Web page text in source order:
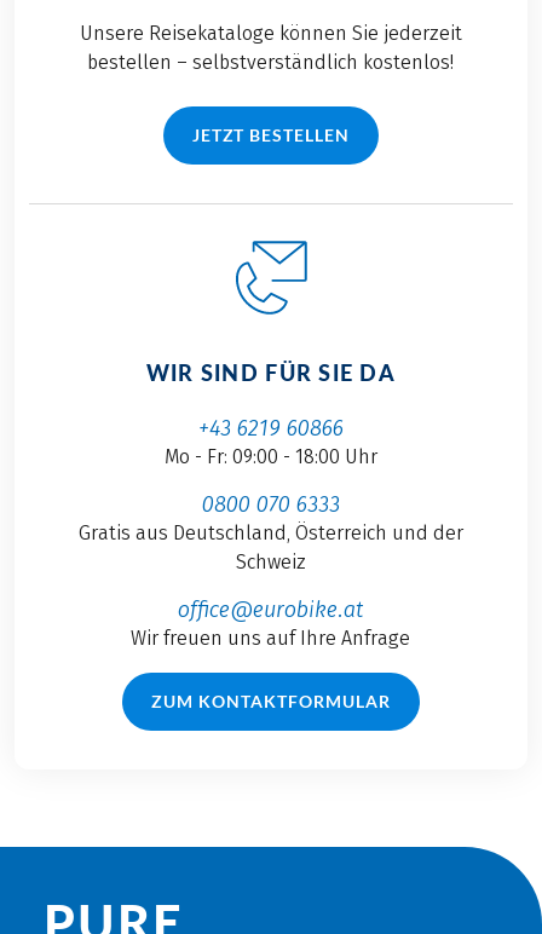
Unsere Reisekataloge können Sie jederzeit
bestellen – selbstverständlich kostenlos!
JETZT BESTELLEN
WIR SIND FÜR SIE DA
+43 6219 60866
Mo - Fr: 09:00 - 18:00 Uhr
0800 070 6333
Gratis aus Deutschland, Österreich und der
Schweiz
office@eurobike.at
Wir freuen uns auf Ihre Anfrage
ZUM KONTAKTFORMULAR